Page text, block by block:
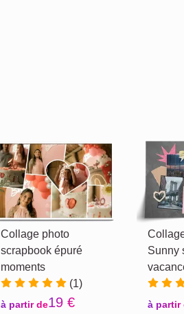
Collage photo
scrapbook épuré
moments
(1)
à partir de19 €
Sunny
à partir